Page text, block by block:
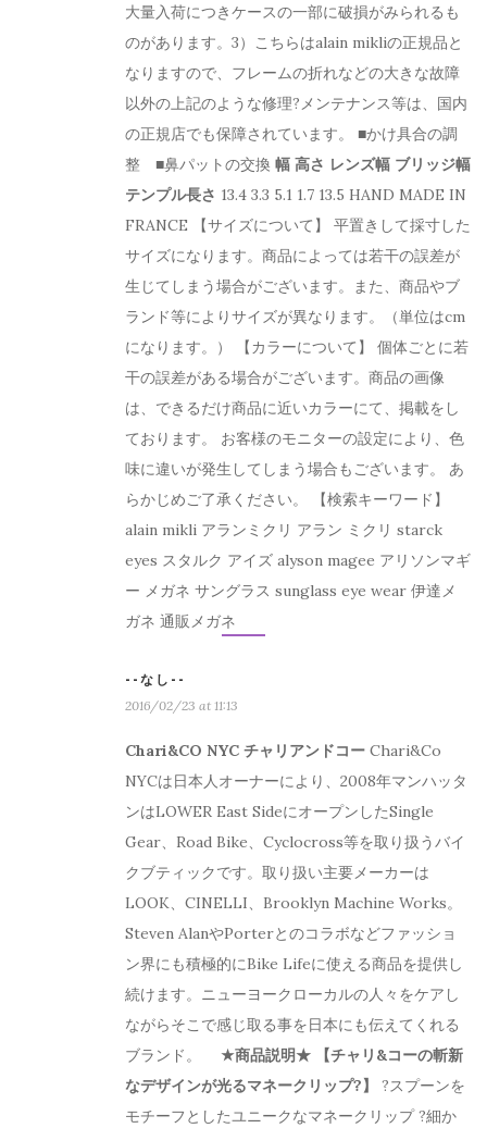
大量入荷につきケースの一部に破損がみられるも
のがあります。3）こちらはalain mikliの正規品と
なりますので、フレームの折れなどの大きな故障
以外の上記のような修理?メンテナンス等は、国内
の正規店でも保障されています。 ■かけ具合の調
整 ■鼻パットの交換 幅 高さ レンズ幅 ブリッジ幅
テンプル長さ 13.4 3.3 5.1 1.7 13.5 HAND MADE IN
FRANCE 【サイズについて】 平置きして採寸した
サイズになります。商品によっては若干の誤差が
生じてしまう場合がございます。また、商品やブ
ランド等によりサイズが異なります。（単位はcm
になります。） 【カラーについて】 個体ごとに若
干の誤差がある場合がございます。商品の画像
は、できるだけ商品に近いカラーにて、掲載をし
ております。 お客様のモニターの設定により、色
味に違いが発生してしまう場合もございます。 あ
らかじめご了承ください。 【検索キーワード】
alain mikli アランミクリ アラン ミクリ starck
eyes スタルク アイズ alyson magee アリソンマギ
ー メガネ サングラス sunglass eye wear 伊達メ
ガネ 通販メガネ
--なし--
2016/02/23 at 11:13
Chari&CO NYC チャリアンドコー Chari&Co
NYCは日本人オーナーにより、2008年マンハッタ
ンはLOWER East SideにオープンしたSingle
Gear、Road Bike、Cyclocross等を取り扱うバイ
クブティックです。取り扱い主要メーカーは
LOOK、CINELLI、Brooklyn Machine Works。
Steven AlanやPorterとのコラボなどファッショ
ン界にも積極的にBike Lifeに使える商品を提供し
続けます。ニューヨークローカルの人々をケアし
ながらそこで感じ取る事を日本にも伝えてくれる
ブランド。 ★商品説明★
【チャリ&コーの斬新
なデザインが光るマネークリップ?】 ?スプーンを
モチーフとしたユニークなマネークリップ ?細か